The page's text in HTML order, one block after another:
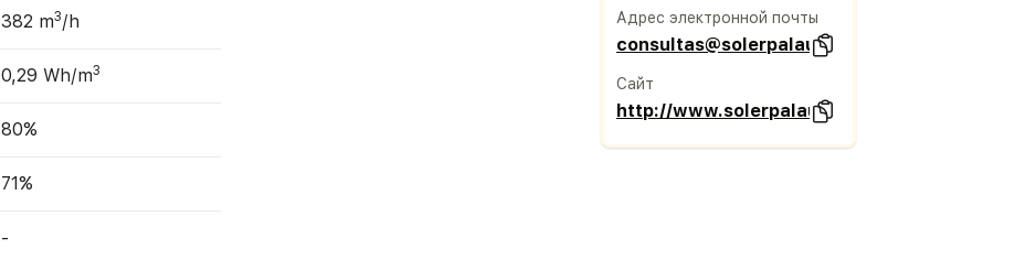
382 m3/h
0,29 Wh/m3
80%
71%
-
Адрес электронной почты
consultas@solerpalau.com
Сайт
http://www.solerpalau.com